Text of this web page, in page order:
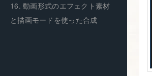
16. 動画形式のエフェクト素材
と描画モードを使った合成